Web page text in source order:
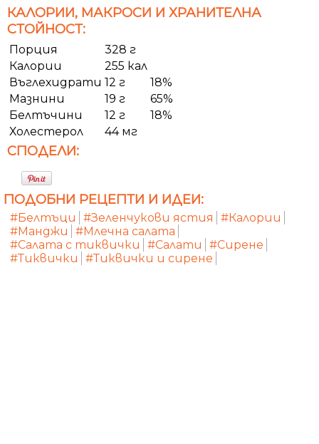
КАЛОРИИ, МАКРОСИ И ХРАНИТЕЛНА
СТОЙНОСТ:
Порция
328 г
Калории
255 кал
Въглехидрати 12 г
18%
Мазнини
19 г
65%
Белтъчини
12 г
18%
Холестерол
44 мг
СПОДЕЛИ:
ПОДОБНИ РЕЦЕПТИ И ИДЕИ:
#Белтъци #Зеленчукови ястия
#Калории
#Манджи
#Млечна салата
#Салата с тиквички
#Салати
#Сирене
#Тиквички
#Тиквички и сирене